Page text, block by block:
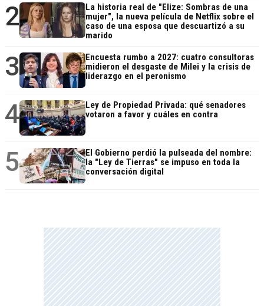
2
La historia real de "Elize: Sombras de una
mujer", la nueva película de Netflix sobre el
caso de una esposa que descuartizó a su
marido
3
Encuesta rumbo a 2027: cuatro consultoras
midieron el desgaste de Milei y la crisis de
liderazgo en el peronismo
4
Ley de Propiedad Privada: qué senadores
votaron a favor y cuáles en contra
5
El Gobierno perdió la pulseada del nombre:
la "Ley de Tierras" se impuso en toda la
conversación digital